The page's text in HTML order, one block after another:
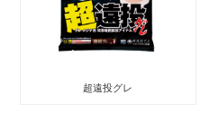
超遠投グレ